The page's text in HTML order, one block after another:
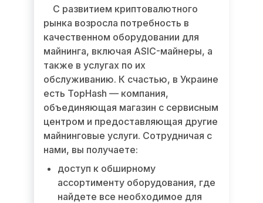
С развитием криптовалютного
рынка возросла потребность в
качественном оборудовании для
майнинга, включая ASIC-майнеры, а
также в услугах по их
обслуживанию. К счастью, в Украине
есть TopHash — компания,
объединяющая магазин с сервисным
центром и предоставляющая другие
майнинговые услуги. Сотрудничая с
нами, вы получаете:
доступ к обширному
ассортименту оборудования, где
найдете все необходимое для